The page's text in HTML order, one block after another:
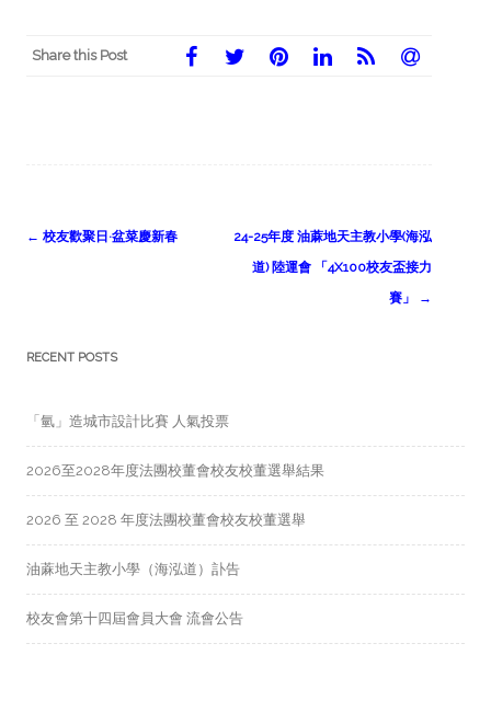
Share this Post
Post
← 校友歡聚日·盆菜慶新春
24-25年度 油蔴地天主教小學(海泓
道) 陸運會 「4X100校友盃接力
賽」
→
RECENT POSTS
「氫」造城市設計比賽 人氣投票
2026至2028年度法團校董會校友校董選舉結果
2026 至 2028 年度法團校董會校友校董選舉
油蔴地天主教小學（海泓道）訃告
校友會第十四屆會員大會 流會公告